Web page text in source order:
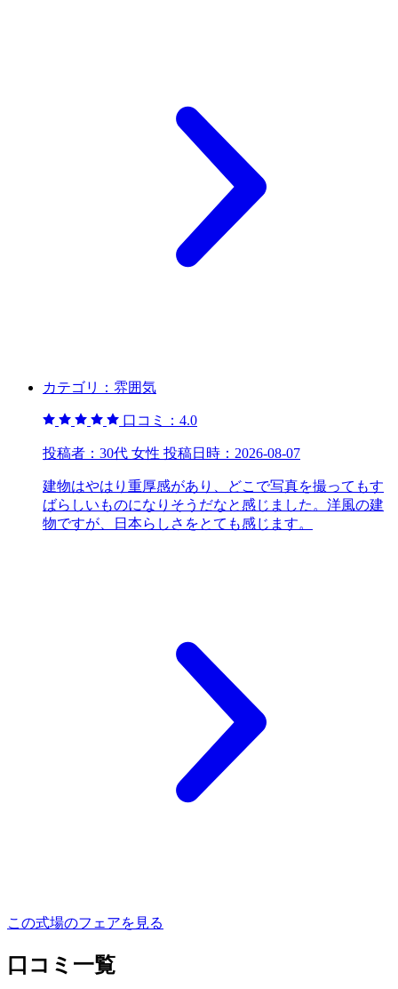
カテゴリ： 雰囲気
口コミ： 4.0
投稿者： 30代 女性 投稿日時： 2026-08-07
建物はやはり重厚感があり、どこで写真を撮ってもす
ばらしいものになりそうだなと感じました。洋風の建
物ですが、日本らしさをとても感じます。
この式場のフェアを見る
口コミ一覧